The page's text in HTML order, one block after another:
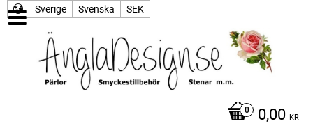
Sverige Svenska SEK
0,00 KR